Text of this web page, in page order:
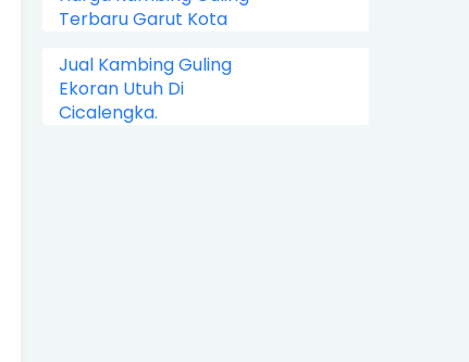
Terbaru Garut Kota
Jual Kambing Guling
Ekoran Utuh Di
Cicalengka.